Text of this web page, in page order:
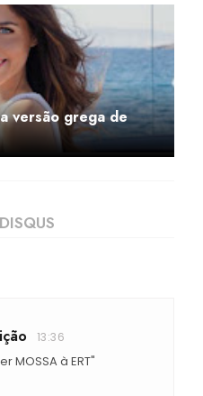
versão grega de
13:36
MOSSA à ERT"